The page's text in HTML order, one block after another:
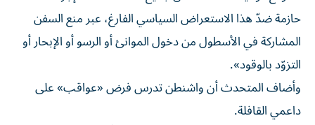
حازمة ضدّ هذا الاستعراض السياسي الفارغ، عبر منع السفن
المشاركة في الأسطول من دخول الموانئ أو الرسو أو الإبحار أو
التزوّد بالوقود».
وأضاف المتحدث أن واشنطن تدرس فرض «عواقب» على
داعمي القافلة.